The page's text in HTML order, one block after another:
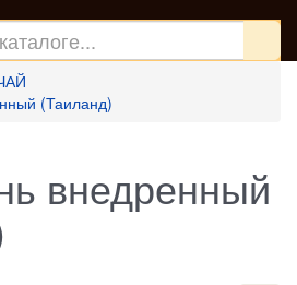
(Таиланд)
внедренный